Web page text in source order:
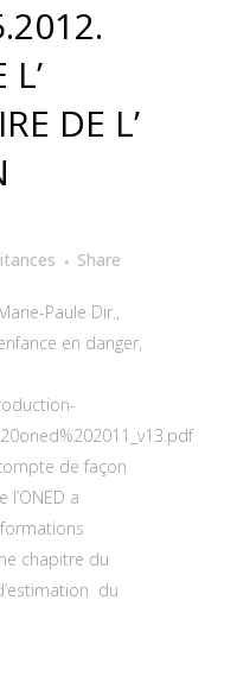
DE L’
Share
Paule Dir.,
en danger,
de façon
l’ONED a
chapitre du
du